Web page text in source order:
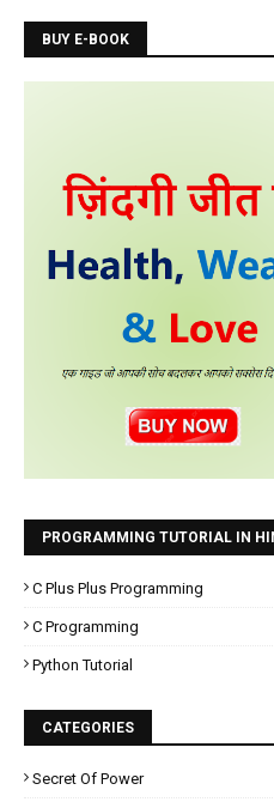
BUY E-BOOK
PROGRAMMING TUTORIAL IN
C Plus Plus Programming
C Programming
Python Tutorial
CATEGORIES
Secret Of Power